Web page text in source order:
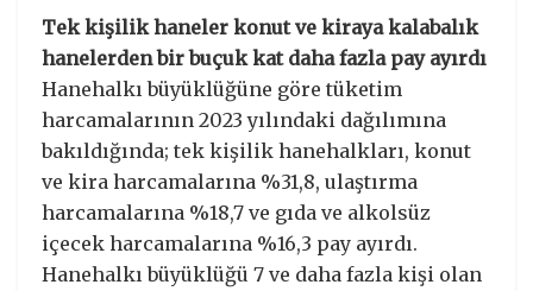
Tek kişilik haneler konut ve kiraya kalabalık
hanelerden bir buçuk kat daha fazla pay ayırdı
Hanehalkı büyüklüğüne göre tüketim
harcamalarının 2023 yılındaki dağılımına
bakıldığında; tek kişilik hanehalkları, konut
ve kira harcamalarına %31,8, ulaştırma
harcamalarına %18,7 ve gıda ve alkolsüz
içecek harcamalarına %16,3 pay ayırdı.
Hanehalkı büyüklüğü 7 ve daha fazla kişi olan